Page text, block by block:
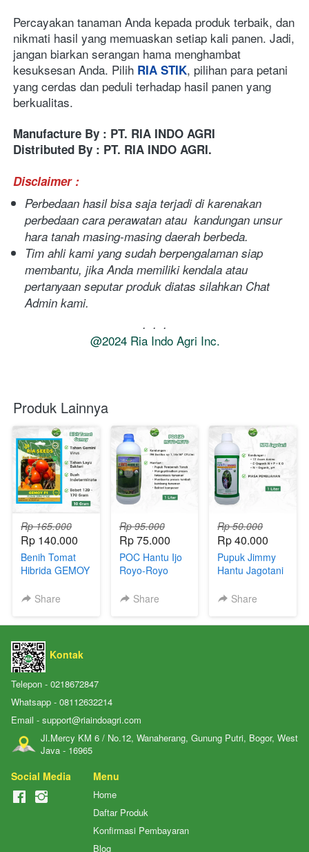
Percayakan tanaman Anda kepada produk terbaik, dan
nikmati hasil yang memuaskan setiap kali panen. Jadi,
jangan biarkan serangan hama menghambat
kesuksesan Anda. Pilih RIA STIK, pilihan para petani
yang cerdas dan peduli terhadap hasil panen yang
berkualitas.
Manufacture By : PT. RIA INDO AGRI
Distributed By : PT. RIA INDO AGRI.
Disclaimer :
Perbedaan hasil bisa saja terjadi di karenakan
perbedaan cara perawatan atau  kandungan unsur
hara tanah masing-masing daerah berbeda.
Tim ahli kami yang sudah berpengalaman siap
membantu, jika Anda memiliki kendala atau
pertanyaan seputar produk diatas silahkan Chat
Admin kami.
.  .  .
@2024 Ria Indo Agri Inc.
Produk Lainnya
Rp 165.000
Rp 140.000
Benih Tomat
Hibrida GEMOY
Share
Rp 95.000
Rp 75.000
POC Hantu Ijo
Royo-Royo
Share
Rp 50.000
Rp 40.000
Pupuk Jimmy
Hantu Jagotani
Share
Kontak
Telepon - 0218672847
Whatsapp - 08112632214
Email - support@riaindoagri.com
Jl.Mercy KM 6 / No.12, Wanaherang, Gunung Putri, Bogor, West
Java - 16965
Social Media Menu
Home
Daftar Produk
Konfirmasi Pembayaran
Blog